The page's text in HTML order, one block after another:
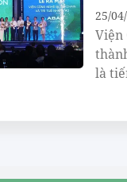
Viện
là
25/